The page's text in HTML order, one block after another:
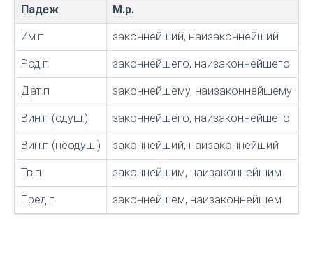
Падеж М.р.
Им.п законнейший, наизаконнейший
Род.п законнейшего, наизаконнейшего
Дат.п законнейшему, наизаконнейшему
Вин.п (одуш.) законнейшего, наизаконнейшего
Вин.п (неодуш.) законнейший, наизаконнейший
Тв.п законнейшим, наизаконнейшим
Пред.п законнейшем, наизаконнейшем